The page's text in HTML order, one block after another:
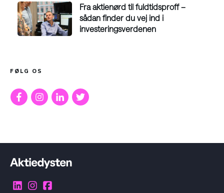
Fra aktienørd til fuldtidsproff –
sådan finder du vej ind i
investeringsverdenen
FØLG OS